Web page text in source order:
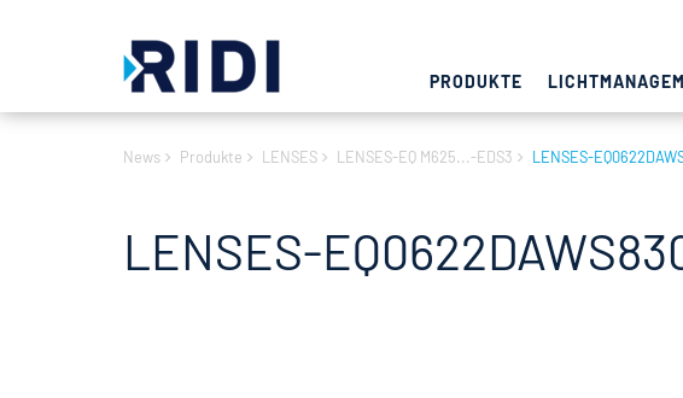
PRODUKTE
News Produkte LENSES LENSES-EQ M625...-EDS3 LENSES-
LENSES-